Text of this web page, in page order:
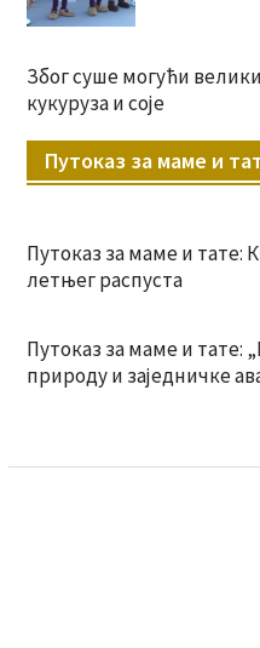
Због суше могући
кукуруза и соје
Путоказ за маме и
Путоказ за маме и тате:
летњег распуста
Путоказ за маме и тате:
природу и заједничке